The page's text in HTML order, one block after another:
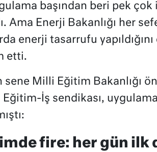
başından beri pek çok
Ama Enerji Bakanlığı her
enerji tasarrufu
etti.
sene Milli Eğitim Bakanlığı
Eğitim-İş sendikası,
fire: her gün ilk